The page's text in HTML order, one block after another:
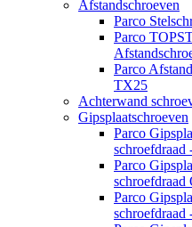
Afstandschroeven
Parco
Parco
Parco
TX25
Achterwand
Gipsplaatschroeven
Parco
schroefdraad
Parco
schroefdraad
Parco
schroefdraad